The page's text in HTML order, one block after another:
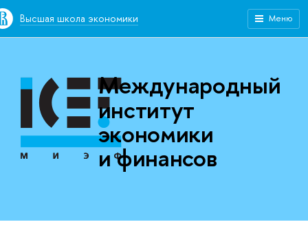
Высшая школа экономики Меню
Международный
институт
экономики
и финансов